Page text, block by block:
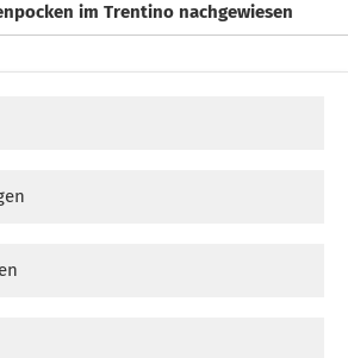
im Trentino nachgewiesen